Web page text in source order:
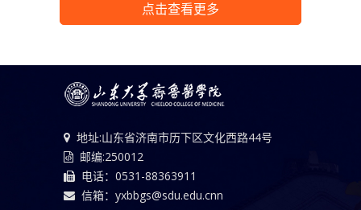
点击查看更多
地址:山东省济南市历下区文化西路44号
邮编:250012
电话：0531-88363911
信箱：yxbbgs@sdu.edu.cnn